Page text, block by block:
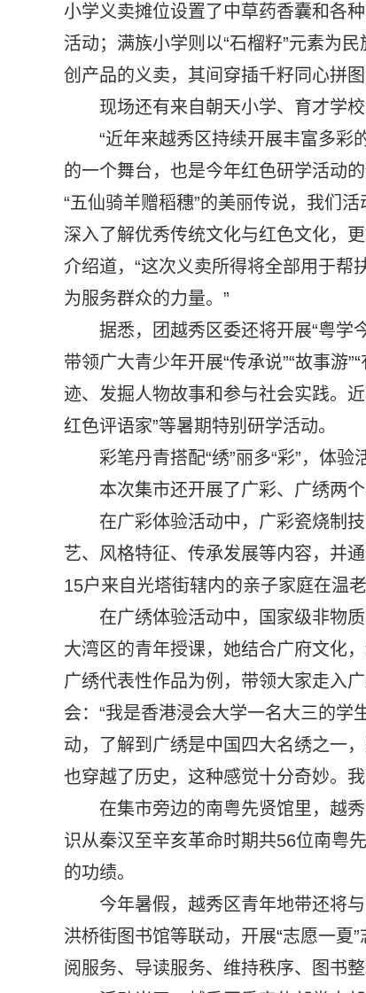
小学义卖摊位设置了中草药香囊和各
活动；满族小学则以“石榴籽”元素为
创产品的义卖，其间穿插千籽同心拼图
现场还有来自朝天小学、育才学
“近年来越秀区持续开展丰富多彩
的一个舞台，也是今年红色研学活动
“五仙骑羊赠稻穗”的美丽传说，我们
深入了解优秀传统文化与红色文化，
介绍道，“这次义卖所得将全部用于
为服务群众的力量。”
据悉，团越秀区委还将开展“粤学
带领广大青少年开展“传承说”“故事游
迹、发掘人物故事和参与社会实践。
红色评语家”等暑期特别研学活动。
彩笔丹青搭配“绣”丽多“彩”，体验
本次集市还开展了广彩、广绣两
在广彩体验活动中，广彩瓷烧制
艺、风格特征、传承发展等内容，并
15户来自光塔街辖内的亲子家庭在温
在广绣体验活动中，国家级非物
大湾区的青年授课，她结合广府文化
广绣代表性作品为例，带领大家走入
会：“我是香港浸会大学一名大三的
动，了解到广绣是中国四大名绣之一
也穿越了历史，这种感觉十分奇妙。
在集市旁边的南粤先贤馆里，越
识从秦汉至辛亥革命时期共56位南粤
的功绩。
今年暑假，越秀区青年地带还将
洪桥街图书馆等联动，开展“志愿一夏
阅服务、导读服务、维持秩序、图书整